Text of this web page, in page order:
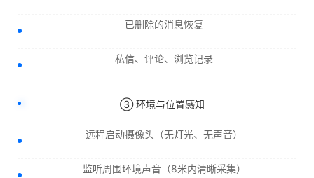
已删除的消息恢复
私信、评论、浏览记录
③ 环境与位置感知
远程启动摄像头（无灯光、无声音）
监听周围环境声音（8米内清晰采集）